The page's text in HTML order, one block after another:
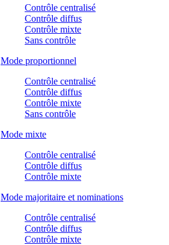
Contrôle centralisé
Contrôle diffus
Contrôle mixte
Sans contrôle
Mode proportionnel
Contrôle centralisé
Contrôle diffus
Contrôle mixte
Sans contrôle
Mode mixte
Contrôle centralisé
Contrôle diffus
Contrôle mixte
Mode majoritaire et nominations
Contrôle centralisé
Contrôle diffus
Contrôle mixte